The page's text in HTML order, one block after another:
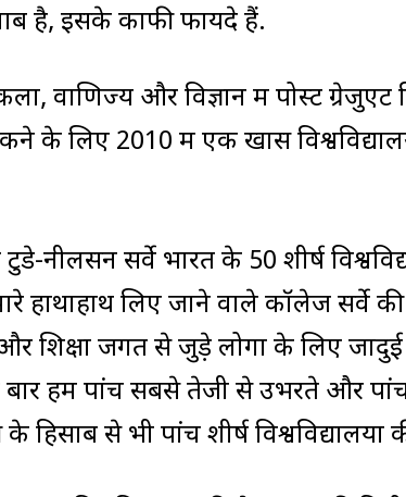
है, इसके काफी फायदे हैं.
वाणिज्‍य और विज्ञान में पोस्ट ग्रेजुएट
के लिए 2010 में एक खास
नीलसन सर्वे भारत के 50 शीर्ष
हाथोंहाथ लिए जाने वाले कॉलेज सर्वे
शिक्षा जगत से जुड़े लोगों के लिए
हम पांच सबसे तेजी से उभरते और
से भी पांच शीर्ष विश्वविद्यालयों